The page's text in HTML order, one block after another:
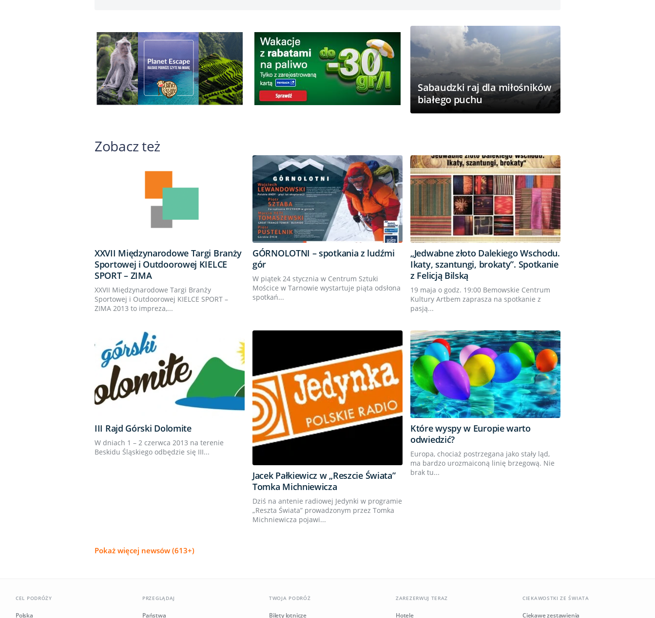
Sabaudzki raj dla miłośników
białego puchu
Zobacz też
XXVII Międzynarodowe Targi Branży
Sportowej i Outdoorowej KIELCE
SPORT – ZIMA
XXVII Międzynarodowe Targi Branży
Sportowej i Outdoorowej KIELCE SPORT –
ZIMA 2013 to impreza,...
GÓRNOLOTNI – spotkania z ludźmi
gór
W piątek 24 stycznia w Centrum Sztuki
Mościce w Tarnowie wystartuje piąta odsłona
spotkań...
„Jedwabne złoto Dalekiego Wschodu.
Ikaty, szantungi, brokaty”. Spotkanie
z Felicją Bilską
19 maja o godz. 19:00 Bemowskie Centrum
Kultury Artbem zaprasza na spotkanie z
pasją...
III Rajd Górski Dolomite
W dniach 1 – 2 czerwca 2013 na terenie
Beskidu Śląskiego odbędzie się III...
Jacek Pałkiewicz w „Reszcie Świata”
Tomka Michniewicza
Dziś na antenie radiowej Jedynki w programie
„Reszta Świata” prowadzonym przez Tomka
Michniewicza pojawi...
Które wyspy w Europie warto
odwiedzić?
Europa, chociaż postrzegana jako stały ląd,
ma bardzo urozmaiconą linię brzegową. Nie
brak tu...
Pokaż więcej newsów (613+)
CEL PODRÓŻY
Polska
PRZEGLĄDAJ
Państwa
TWOJA PODRÓŻ
Bilety lotnicze
ZAREZERWUJ TERAZ
Hotele
CIEKAWOSTKI ZE ŚWIATA
Ciekawe zestawienia